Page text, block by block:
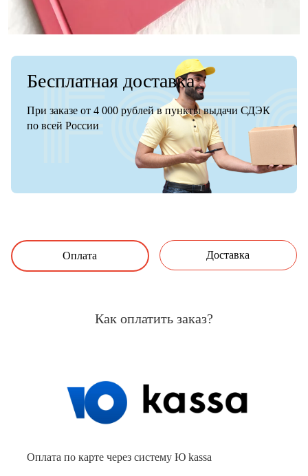
Бесплатная доставка
При заказе от 4 000 рублей в пункты выдачи СДЭК
по всей России
Оплата Доставка
Как оплатить заказ?
Оплата по карте через систему Ю kassa